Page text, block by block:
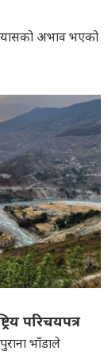
अभाव भएको
परिचयपत्र
भाँडाले